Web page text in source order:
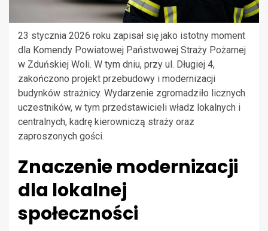
23 stycznia 2026 roku zapisał się jako istotny moment
dla Komendy Powiatowej Państwowej Straży Pożarnej
w Zduńskiej Woli. W tym dniu, przy ul. Długiej 4,
zakończono projekt przebudowy i modernizacji
budynków strażnicy. Wydarzenie zgromadziło licznych
uczestników, w tym przedstawicieli władz lokalnych i
centralnych, kadrę kierowniczą straży oraz
zaproszonych gości.
Znaczenie modernizacji
dla lokalnej
społeczności